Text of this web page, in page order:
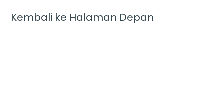
Kembali ke Halaman Depan